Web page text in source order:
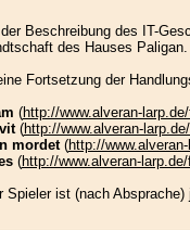
Beschreibung des IT-
des Hauses Paligan.
Fortsetzung der
(http://www.alveran-
(http://www.alveran-
mordet(http://
(http://www.alveran-
Spieler ist (nach